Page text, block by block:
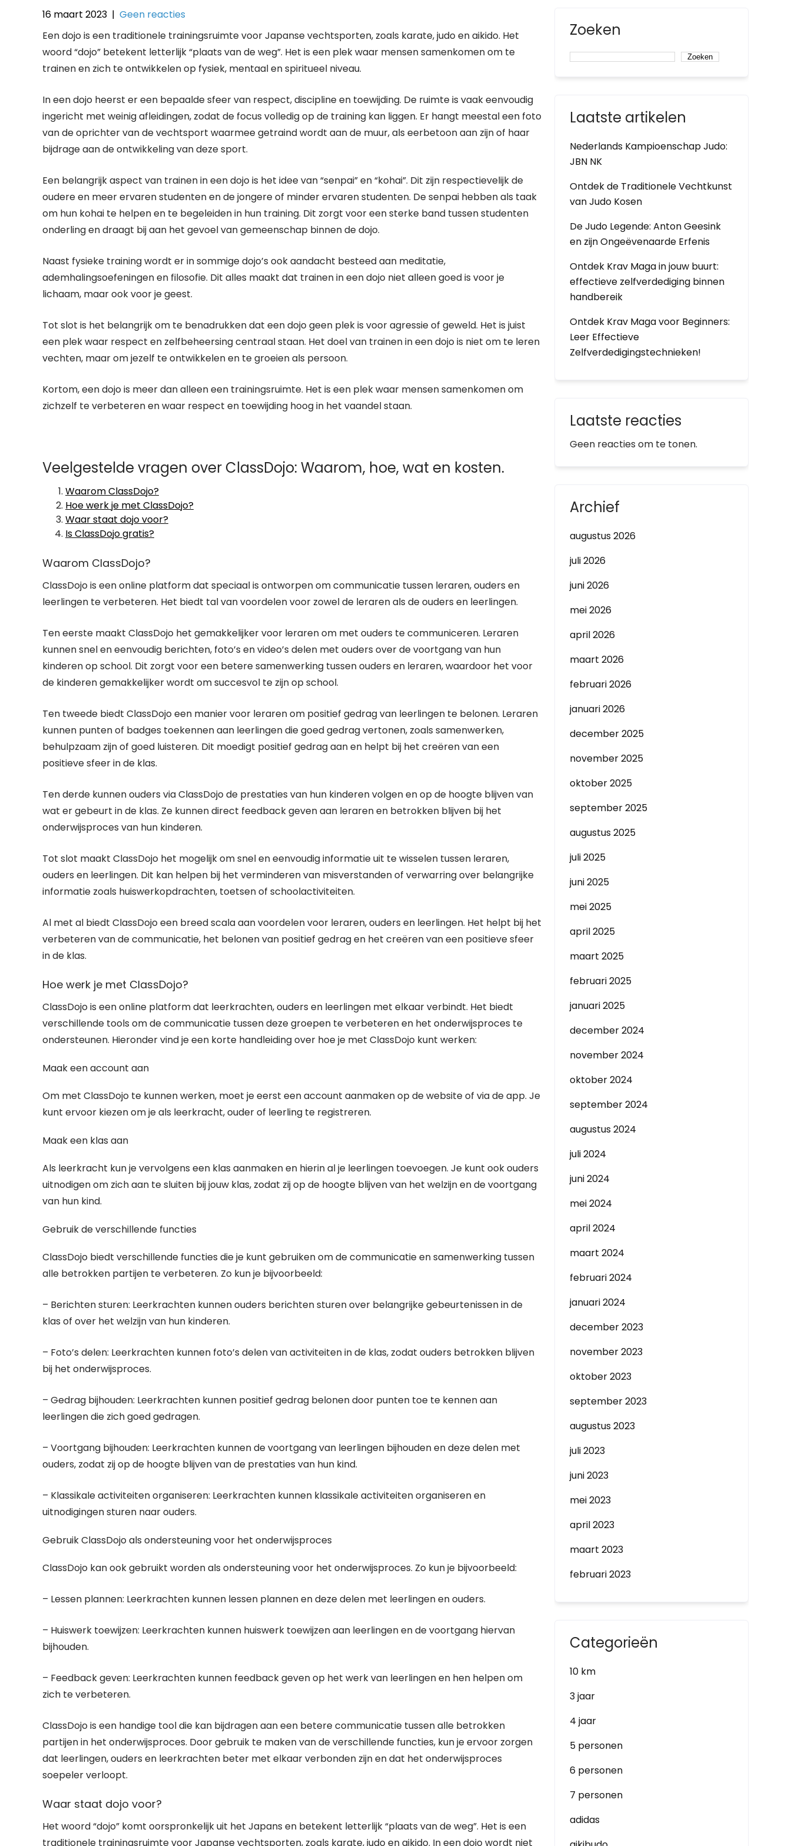
16 maart 2023 | Geen reacties
Een dojo is een traditionele trainingsruimte voor Japanse vechtsporten, zoals karate, judo en aikido. Het
woord “dojo” betekent letterlijk “plaats van de weg”. Het is een plek waar mensen samenkomen om te
trainen en zich te ontwikkelen op fysiek, mentaal en spiritueel niveau.
In een dojo heerst er een bepaalde sfeer van respect, discipline en toewijding. De ruimte is vaak eenvoudig
ingericht met weinig afleidingen, zodat de focus volledig op de training kan liggen. Er hangt meestal een foto
van de oprichter van de vechtsport waarmee getraind wordt aan de muur, als eerbetoon aan zijn of haar
bijdrage aan de ontwikkeling van deze sport.
Een belangrijk aspect van trainen in een dojo is het idee van “senpai” en “kohai”. Dit zijn respectievelijk de
oudere en meer ervaren studenten en de jongere of minder ervaren studenten. De senpai hebben als taak
om hun kohai te helpen en te begeleiden in hun training. Dit zorgt voor een sterke band tussen studenten
onderling en draagt bij aan het gevoel van gemeenschap binnen de dojo.
Naast fysieke training wordt er in sommige dojo’s ook aandacht besteed aan meditatie,
ademhalingsoefeningen en filosofie. Dit alles maakt dat trainen in een dojo niet alleen goed is voor je
lichaam, maar ook voor je geest.
Tot slot is het belangrijk om te benadrukken dat een dojo geen plek is voor agressie of geweld. Het is juist
een plek waar respect en zelfbeheersing centraal staan. Het doel van trainen in een dojo is niet om te leren
vechten, maar om jezelf te ontwikkelen en te groeien als persoon.
Kortom, een dojo is meer dan alleen een trainingsruimte. Het is een plek waar mensen samenkomen om
zichzelf te verbeteren en waar respect en toewijding hoog in het vaandel staan.
Veelgestelde vragen over ClassDojo: Waarom, hoe, wat en kosten.
Waarom ClassDojo?
Hoe werk je met ClassDojo?
Waar staat dojo voor?
Is ClassDojo gratis?
Waarom ClassDojo?
ClassDojo is een online platform dat speciaal is ontworpen om communicatie tussen leraren, ouders en
leerlingen te verbeteren. Het biedt tal van voordelen voor zowel de leraren als de ouders en leerlingen.
Ten eerste maakt ClassDojo het gemakkelijker voor leraren om met ouders te communiceren. Leraren
kunnen snel en eenvoudig berichten, foto’s en video’s delen met ouders over de voortgang van hun
kinderen op school. Dit zorgt voor een betere samenwerking tussen ouders en leraren, waardoor het voor
de kinderen gemakkelijker wordt om succesvol te zijn op school.
Ten tweede biedt ClassDojo een manier voor leraren om positief gedrag van leerlingen te belonen. Leraren
kunnen punten of badges toekennen aan leerlingen die goed gedrag vertonen, zoals samenwerken,
behulpzaam zijn of goed luisteren. Dit moedigt positief gedrag aan en helpt bij het creëren van een
positieve sfeer in de klas.
Ten derde kunnen ouders via ClassDojo de prestaties van hun kinderen volgen en op de hoogte blijven van
wat er gebeurt in de klas. Ze kunnen direct feedback geven aan leraren en betrokken blijven bij het
onderwijsproces van hun kinderen.
Tot slot maakt ClassDojo het mogelijk om snel en eenvoudig informatie uit te wisselen tussen leraren,
ouders en leerlingen. Dit kan helpen bij het verminderen van misverstanden of verwarring over belangrijke
informatie zoals huiswerkopdrachten, toetsen of schoolactiviteiten.
Al met al biedt ClassDojo een breed scala aan voordelen voor leraren, ouders en leerlingen. Het helpt bij het
verbeteren van de communicatie, het belonen van positief gedrag en het creëren van een positieve sfeer
in de klas.
Hoe werk je met ClassDojo?
ClassDojo is een online platform dat leerkrachten, ouders en leerlingen met elkaar verbindt. Het biedt
verschillende tools om de communicatie tussen deze groepen te verbeteren en het onderwijsproces te
ondersteunen. Hieronder vind je een korte handleiding over hoe je met ClassDojo kunt werken:
Maak een account aan
Om met ClassDojo te kunnen werken, moet je eerst een account aanmaken op de website of via de app. Je
kunt ervoor kiezen om je als leerkracht, ouder of leerling te registreren.
Maak een klas aan
Als leerkracht kun je vervolgens een klas aanmaken en hierin al je leerlingen toevoegen. Je kunt ook ouders
uitnodigen om zich aan te sluiten bij jouw klas, zodat zij op de hoogte blijven van het welzijn en de voortgang
van hun kind.
Gebruik de verschillende functies
ClassDojo biedt verschillende functies die je kunt gebruiken om de communicatie en samenwerking tussen
alle betrokken partijen te verbeteren. Zo kun je bijvoorbeeld:
– Berichten sturen: Leerkrachten kunnen ouders berichten sturen over belangrijke gebeurtenissen in de
klas of over het welzijn van hun kinderen.
– Foto’s delen: Leerkrachten kunnen foto’s delen van activiteiten in de klas, zodat ouders betrokken blijven
bij het onderwijsproces.
– Gedrag bijhouden: Leerkrachten kunnen positief gedrag belonen door punten toe te kennen aan
leerlingen die zich goed gedragen.
– Voortgang bijhouden: Leerkrachten kunnen de voortgang van leerlingen bijhouden en deze delen met
ouders, zodat zij op de hoogte blijven van de prestaties van hun kind.
– Klassikale activiteiten organiseren: Leerkrachten kunnen klassikale activiteiten organiseren en
uitnodigingen sturen naar ouders.
Gebruik ClassDojo als ondersteuning voor het onderwijsproces
ClassDojo kan ook gebruikt worden als ondersteuning voor het onderwijsproces. Zo kun je bijvoorbeeld:
– Lessen plannen: Leerkrachten kunnen lessen plannen en deze delen met leerlingen en ouders.
– Huiswerk toewijzen: Leerkrachten kunnen huiswerk toewijzen aan leerlingen en de voortgang hiervan
bijhouden.
– Feedback geven: Leerkrachten kunnen feedback geven op het werk van leerlingen en hen helpen om
zich te verbeteren.
ClassDojo is een handige tool die kan bijdragen aan een betere communicatie tussen alle betrokken
partijen in het onderwijsproces. Door gebruik te maken van de verschillende functies, kun je ervoor zorgen
dat leerlingen, ouders en leerkrachten beter met elkaar verbonden zijn en dat het onderwijsproces
soepeler verloopt.
Waar staat dojo voor?
Het woord “dojo” komt oorspronkelijk uit het Japans en betekent letterlijk “plaats van de weg”. Het is een
traditionele trainingsruimte voor Japanse vechtsporten, zoals karate, judo en aikido. In een dojo wordt niet
Zoeken
Zoeken
Laatste artikelen
Nederlands Kampioenschap Judo:
JBN NK
Ontdek de Traditionele Vechtkunst
van Judo Kosen
De Judo Legende: Anton Geesink
en zijn Ongeëvenaarde Erfenis
Ontdek Krav Maga in jouw buurt:
effectieve zelfverdediging binnen
handbereik
Ontdek Krav Maga voor Beginners:
Leer Effectieve
Zelfverdedigingstechnieken!
Laatste reacties
Geen reacties om te tonen.
Archief
augustus 2026
juli 2026
juni 2026
mei 2026
april 2026
maart 2026
februari 2026
januari 2026
december 2025
november 2025
oktober 2025
september 2025
augustus 2025
juli 2025
juni 2025
mei 2025
april 2025
maart 2025
februari 2025
januari 2025
december 2024
november 2024
oktober 2024
september 2024
augustus 2024
juli 2024
juni 2024
mei 2024
april 2024
maart 2024
februari 2024
januari 2024
december 2023
november 2023
oktober 2023
september 2023
augustus 2023
juli 2023
juni 2023
mei 2023
april 2023
maart 2023
februari 2023
Categorieën
10 km
3 jaar
4 jaar
5 personen
6 personen
7 personen
adidas